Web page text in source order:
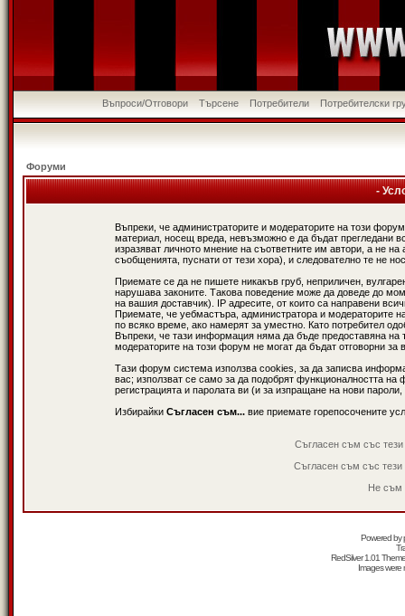
Въпроси/Отговори Търсене Потребители Потребителски
Форуми
-
Въпреки, че администраторите и модераторите на този
материал, носещ вреда, невъзможно е да бъдат прегледани
изразяват личното мнение на съответните им автори, а не
съобщенията, пуснати от тези хора), и следователно те не
Приемате се да не пишете никакъв груб, неприличен,
нарушава законите. Такова поведение може да доведе до
на вашия доставчик). IP адресите, от които са направени
Приемате, че уебмастъра, администратора и модераторите
по всяко време, ако намерят за уместно. Като потребител
Въпреки, че тази информация няма да бъде предоставяна
модераторите на този форум не могат да бъдат отговорни за
Тази форум система използва cookies, за да записва
вас; използват се само за да подобрят функционалността
регистрацията и паролата ви (и за изпращане на нови
Избирайки Съгласен съм... вие приемате горепосочените
Съгласен съм със
Съгласен съм със
Не съм
Powered by
RedSilver 1.01
Images were